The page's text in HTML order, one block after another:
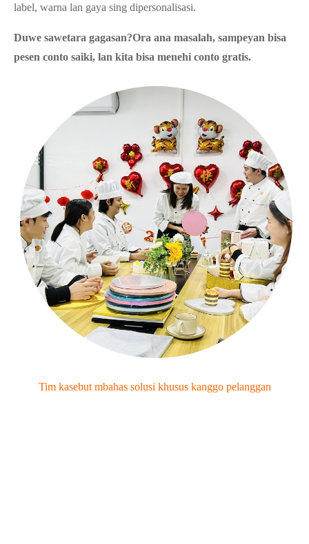
label, warna lan gaya sing dipersonalisasi.
Duwe sawetara gagasan?Ora ana masalah, sampeyan bisa
pesen conto saiki, lan kita bisa menehi conto gratis.
Tim kasebut mbahas solusi khusus kanggo pelanggan